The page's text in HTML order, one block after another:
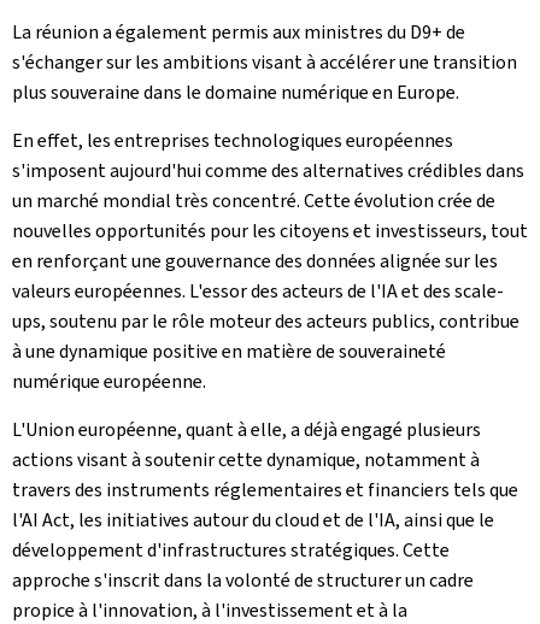
La réunion a également permis aux ministres du D9+ de
s'échanger sur les ambitions visant à accélérer une transition
plus souveraine dans le domaine numérique en Europe.
En effet, les entreprises technologiques européennes
s'imposent aujourd'hui comme des alternatives crédibles dans
un marché mondial très concentré. Cette évolution crée de
nouvelles opportunités pour les citoyens et investisseurs, tout
en renforçant une gouvernance des données alignée sur les
valeurs européennes. L'essor des acteurs de l'IA et des scale-
ups, soutenu par le rôle moteur des acteurs publics, contribue
à une dynamique positive en matière de souveraineté
numérique européenne.
L'Union européenne, quant à elle, a déjà engagé plusieurs
actions visant à soutenir cette dynamique, notamment à
travers des instruments réglementaires et financiers tels que
l'AI Act, les initiatives autour du cloud et de l'IA, ainsi que le
développement d'infrastructures stratégiques. Cette
approche s'inscrit dans la volonté de structurer un cadre
propice à l'innovation, à l'investissement et à la